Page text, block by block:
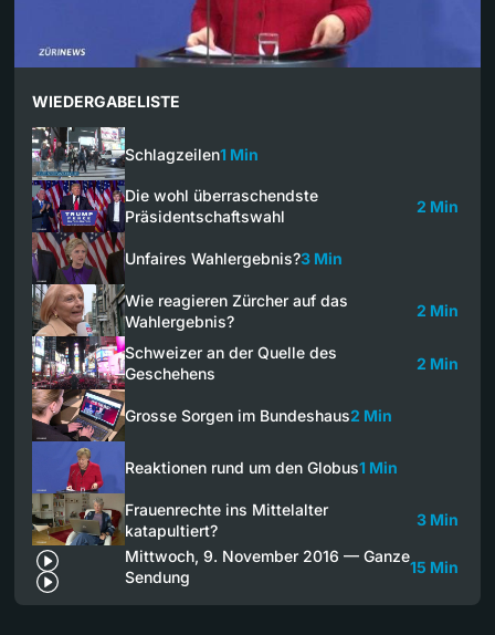
WIEDERGABELISTE
Schlagzeilen1 Min
Die wohl überraschendste
Präsidentschaftswahl
2 Min
Unfaires Wahlergebnis?3 Min
Wie reagieren Zürcher auf das
Wahlergebnis?
2 Min
Schweizer an der Quelle des
Geschehens
2 Min
Grosse Sorgen im Bundeshaus2 Min
Reaktionen rund um den Globus1 Min
Frauenrechte ins Mittelalter
katapultiert?
3 Min
Mittwoch, 9. November 2016 — Ganze
Sendung
15 Min